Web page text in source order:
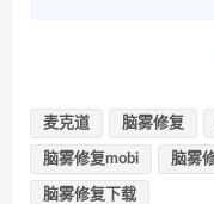
麦克道 脑雾修复
脑雾修复mobi 脑雾
脑雾修复下载